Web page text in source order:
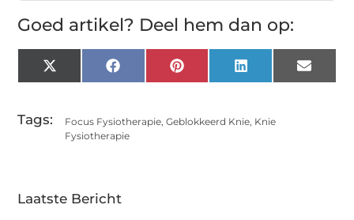
Goed artikel? Deel hem dan op:
X
(Twitter)
FacebookPinterestLinkedInEmail
Tags: Focus Fysiotherapie,Geblokkeerd Knie, Knie
Fysiotherapie
Laatste Bericht